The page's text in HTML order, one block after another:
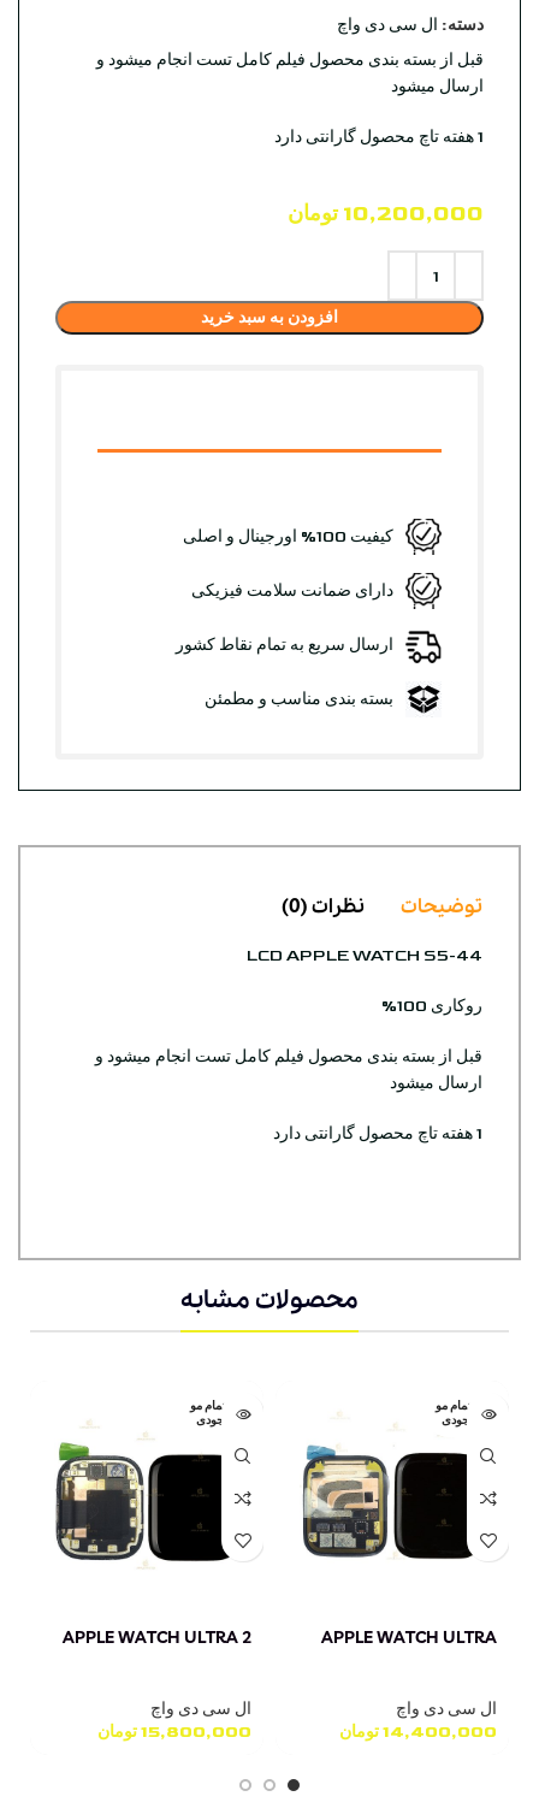
دسته: ال سی دی واچ
قبل از بسته بندی محصول فیلم کامل تست انجام میشود و
ارسال میشود
1 هفته تاچ محصول گارانتی دارد
10,200,000 تومان
افزودن به سبد خرید
کیفیت 100% اورجینال و اصلی
دارای ضمانت سلامت فیزیکی
ارسال سریع به تمام نقاط کشور
بسته بندی مناسب و مطمئن
توضیحات نظرات (0)
LCD APPLE WATCH S5-44
روکاری 100%
قبل از بسته بندی محصول فیلم کامل تست انجام میشود و
ارسال میشود
1 هفته تاچ محصول گارانتی دارد
محصولات مشابه
اتمام مو
جودی
APPLE WATCH ULTRA
ال سی دی واچ
14,400,000تومان
اتمام مو
جودی
APPLE WATCH ULTRA 2
ال سی دی واچ
15,800,000تومان